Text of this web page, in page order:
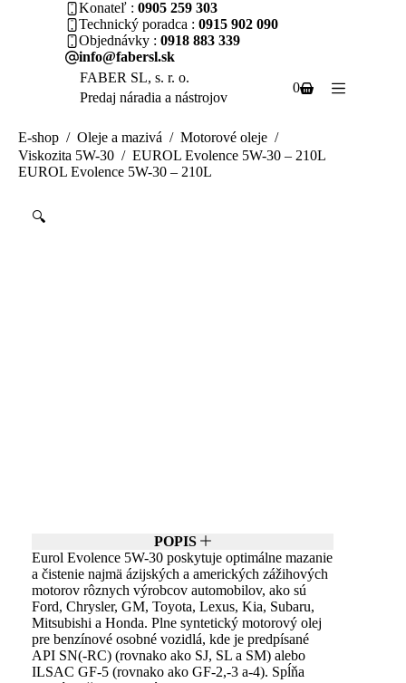
Konateľ
0905 259 303
Technický poradca
0915 902 090
Objednávky
0918 883 339
info@fabersl.sk
FABER SL, s. r. o.
Predaj náradia a nástrojov
Shopping
0
E-shop / Oleje a mazivá / Motorové oleje /
Viskozita 5W-30 / EUROL Evolence 5W-30 – 210L
EUROL Evolence 5W-30 – 210L
🔍
POPIS
Eurol Evolence 5W-30 poskytuje optimálne mazanie
a čistenie najmä ázijských a amerických zážihových
motorov rôznych výrobcov automobilov, ako sú
Ford, Chrysler, GM, Toyota, Lexus, Kia, Subaru,
Mitsubishi a Honda. Plne syntetický motorový olej
pre benzínové osobné vozidlá, kde je predpísané
API SN(-RC) (rovnako ako SJ, SL a SM) alebo
ILSAC GF-5 (rovnako ako GF-2,-3 a-4). Spĺňa